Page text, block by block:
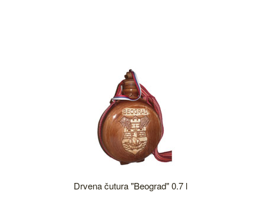
Drvena čutura "Beograd" 0.7 l